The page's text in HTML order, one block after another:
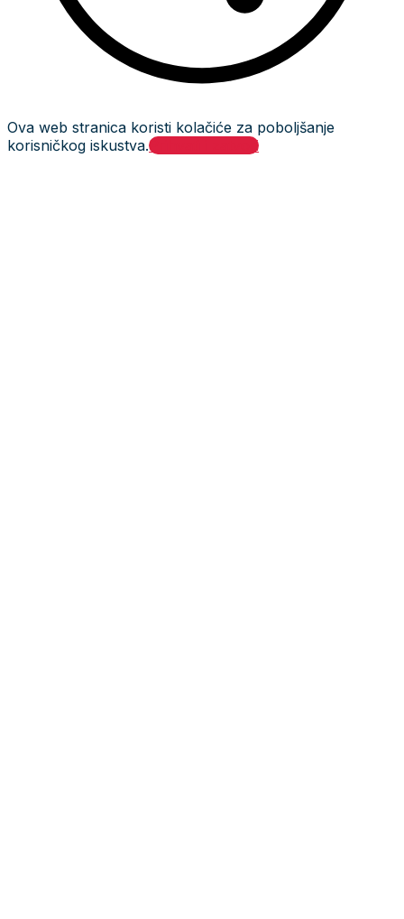
Ova web stranica koristi kolačiće za poboljšanje
korisničkog iskustva.Prihvati i zatvori